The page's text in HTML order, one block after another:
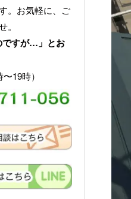
。お気軽に、ご
。
ですが…」とお
19時）